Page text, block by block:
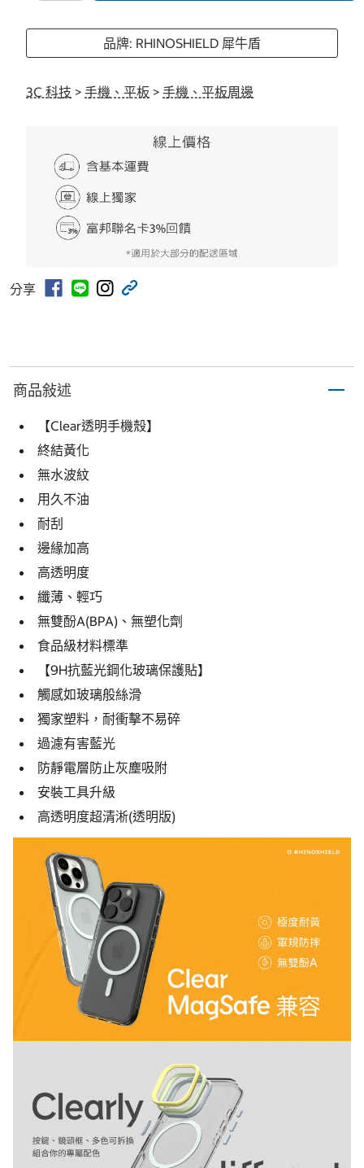
品牌: RHINOSHIELD 犀牛盾
3C 科技 > 手機、平板 > 手機、平板周邊
分享
商品敍述
【Clear透明手機殼】
終結黃化
無水波紋
用久不油
耐刮
邊緣加高
高透明度
纖薄、輕巧
無雙酚A(BPA)、無塑化劑
食品級材料標準
【9H抗藍光鋼化玻璃保護貼】
觸感如玻璃般絲滑
獨家塑料，耐衝擊不易碎
過濾有害藍光
防靜電層防止灰塵吸附
安裝工具升級
高透明度超清淅(透明版)